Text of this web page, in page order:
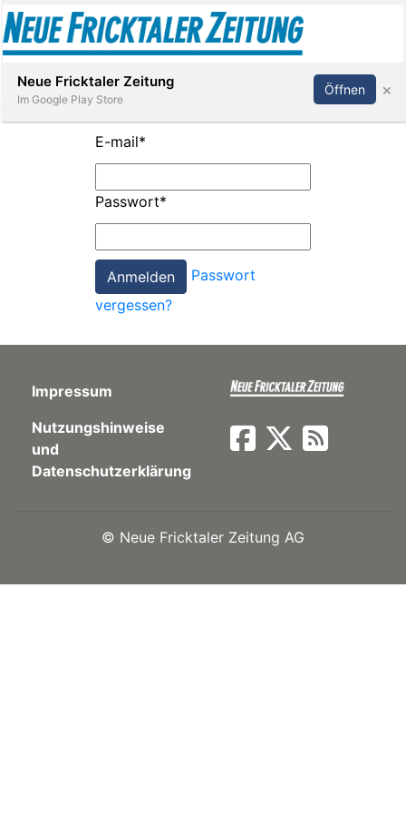
Paper
App
Abonnieren Anmelden
E-mail*
Passwort*
Passwort
vergessen?
Impressum
Nutzungshinweise
und
Datenschutzerklärung
© Neue Fricktaler Zeitung AG
Neue Fricktaler Zeitung
Im Google Play Store
Öffnen ×